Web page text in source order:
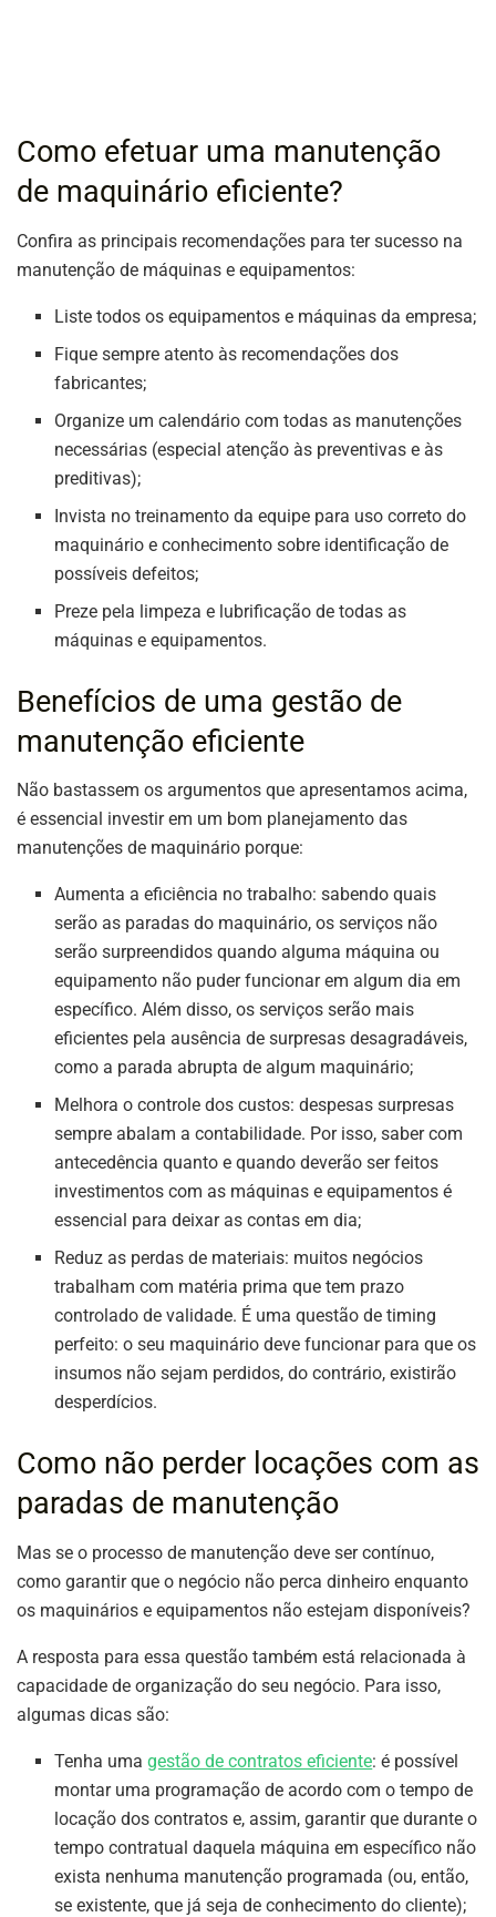
Como efetuar uma manutenção
de maquinário eficiente?
Confira as principais recomendações para ter sucesso na
manutenção de máquinas e equipamentos:
Liste todos os equipamentos e máquinas da empresa;
Fique sempre atento às recomendações dos
fabricantes;
Organize um calendário com todas as manutenções
necessárias (especial atenção às preventivas e às
preditivas);
Invista no treinamento da equipe para uso correto do
maquinário e conhecimento sobre identificação de
possíveis defeitos;
Preze pela limpeza e lubrificação de todas as
máquinas e equipamentos.
Benefícios de uma gestão de
manutenção eficiente
Não bastassem os argumentos que apresentamos acima,
é essencial investir em um bom planejamento das
manutenções de maquinário porque:
Aumenta a eficiência no trabalho: sabendo quais
serão as paradas do maquinário, os serviços não
serão surpreendidos quando alguma máquina ou
equipamento não puder funcionar em algum dia em
específico. Além disso, os serviços serão mais
eficientes pela ausência de surpresas desagradáveis,
como a parada abrupta de algum maquinário;
Melhora o controle dos custos: despesas surpresas
sempre abalam a contabilidade. Por isso, saber com
antecedência quanto e quando deverão ser feitos
investimentos com as máquinas e equipamentos é
essencial para deixar as contas em dia;
Reduz as perdas de materiais: muitos negócios
trabalham com matéria prima que tem prazo
controlado de validade. É uma questão de timing
perfeito: o seu maquinário deve funcionar para que os
insumos não sejam perdidos, do contrário, existirão
desperdícios.
Como não perder locações com as
paradas de manutenção
Mas se o processo de manutenção deve ser contínuo,
como garantir que o negócio não perca dinheiro enquanto
os maquinários e equipamentos não estejam disponíveis?
A resposta para essa questão também está relacionada à
capacidade de organização do seu negócio. Para isso,
algumas dicas são:
Tenha umagestão de contratos eficiente: é possível
montar uma programação de acordo com o tempo de
locação dos contratos e, assim, garantir que durante o
tempo contratual daquela máquina em específico não
exista nenhuma manutenção programada (ou, então,
se existente, que já seja de conhecimento do cliente);